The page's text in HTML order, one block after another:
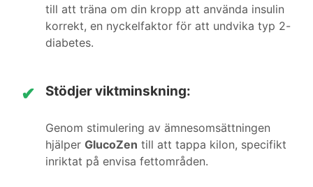
till att träna om din kropp att använda insulin
korrekt, en nyckelfaktor för att undvika typ 2-
diabetes.
✔ Stödjer viktminskning:
Genom stimulering av ämnesomsättningen
hjälper GlucoZen till att tappa kilon, specifikt
inriktat på envisa fettområden.